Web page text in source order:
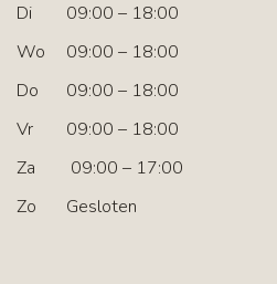
Di
09:00 – 18:00
Wo
09:00 – 18:00
Do
09:00 – 18:00
Vr
09:00 – 18:00
Za
09:00 – 17:00
Zo
Gesloten